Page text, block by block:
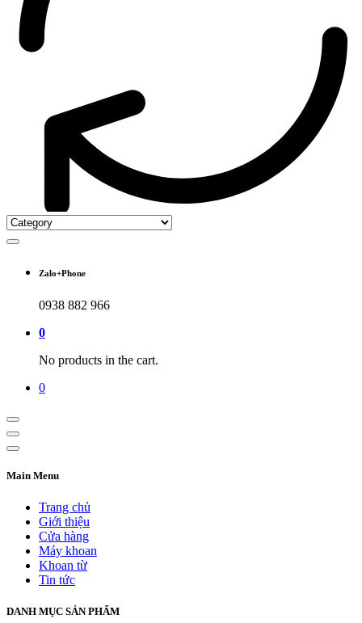
Zalo+Phone
0938 882 966
0
No products in the cart.
0
Main Menu
Trang chủ
Giới thiệu
Cửa hàng
Máy khoan
Khoan từ
Tin tức
DANH MỤC SẢN PHẨM